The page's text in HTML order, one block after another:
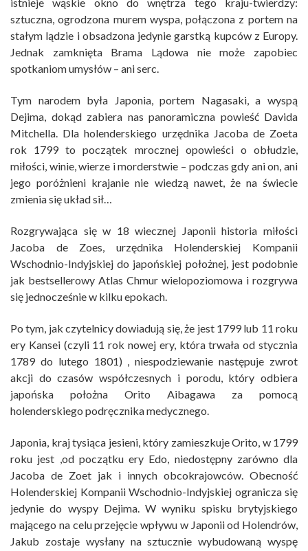
sztuczna, ogrodzona murem wyspa, połączona z portem na
stałym lądzie i obsadzona jedynie garstką kupców z Europy.
Jednak zamknięta Brama Lądowa nie może zapobiec
spotkaniom umysłów – ani serc.
Tym narodem była Japonia, portem Nagasaki, a wyspą
Dejima, dokąd zabiera nas panoramiczna powieść Davida
Mitchella. Dla holenderskiego urzędnika Jacoba de Zoeta
rok 1799 to początek mrocznej opowieści o obłudzie,
miłości, winie, wierze i morderstwie – podczas gdy ani on, ani
jego poróżnieni krajanie nie wiedzą nawet, że na świecie
zmienia się układ sił…
Rozgrywająca się w 18 wiecznej Japonii historia miłości
Jacoba de Zoes, urzędnika Holenderskiej Kompanii
Wschodnio-Indyjskiej do japońskiej położnej, jest podobnie
jak bestsellerowy Atlas Chmur wielopoziomowa i rozgrywa
się jednocześnie w kilku epokach.
Po tym, jak czytelnicy dowiadują się, że jest 1799 lub 11 roku
ery Kansei (czyli 11 rok nowej ery, która trwała od stycznia
1789 do lutego 1801) , niespodziewanie następuje zwrot
akcji do czasów współczesnych i porodu, który odbiera
japońska położna Orito Aibagawa za pomocą
holenderskiego podręcznika medycznego.
Japonia, kraj tysiąca jesieni, który zamieszkuje Orito, w 1799
roku jest ,od początku ery Edo, niedostępny zarówno dla
Jacoba de Zoet jak i innych obcokrajowców. Obecność
Holenderskiej Kompanii Wschodnio-Indyjskiej ogranicza się
jedynie do wyspy Dejima. W wyniku spisku brytyjskiego
mającego na celu przejęcie wpływu w Japonii od Holendrów,
Jakub zostaje wysłany na sztucznie wybudowaną wyspę